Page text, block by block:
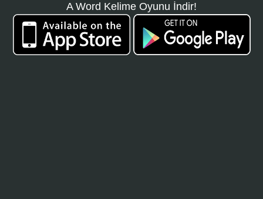
A Word Kelime Oyunu İndir!